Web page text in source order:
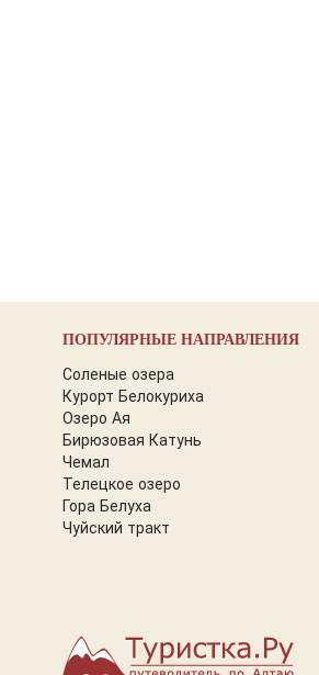
ПОПУЛЯРНЫЕ НАПРАВЛЕНИЯ
Соленые озера
Курорт Белокуриха
Озеро Ая
Бирюзовая Катунь
Чемал
Телецкое озеро
Гора Белуха
Чуйский тракт